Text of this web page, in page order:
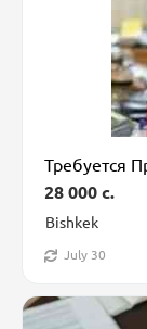
Bishkek
28 000 c.
July 30